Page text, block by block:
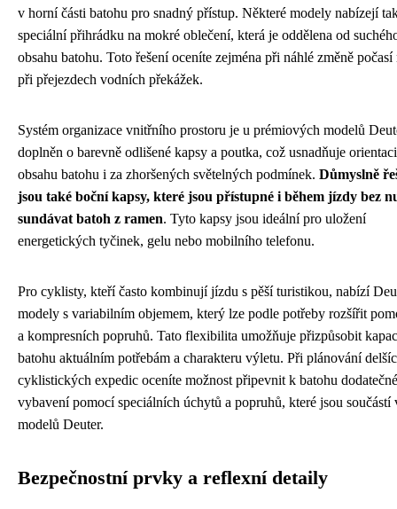
v horní části batohu pro snadný přístup. Některé modely nabízejí
speciální přihrádku na mokré oblečení, která je oddělena od
obsahu batohu. Toto řešení oceníte zejména při náhlé změně počasí
při přejezdech vodních překážek.
Systém organizace vnitřního prostoru je u prémiových modelů
doplněn o barevně odlišené kapsy a poutka, což usnadňuje
obsahu batohu i za zhoršených světelných podmínek. Důmyslně
jsou také boční kapsy, které jsou přístupné i během jízdy bez
sundávat batoh z ramen. Tyto kapsy jsou ideální pro uložení
energetických tyčinek, gelu nebo mobilního telefonu.
Pro cyklisty, kteří často kombinují jízdu s pěší turistikou, nabízí
modely s variabilním objemem, který lze podle potřeby rozšířit
a kompresních popruhů. Tato flexibilita umožňuje přizpůsobit
batohu aktuálním potřebám a charakteru výletu. Při plánování
cyklistických expedic oceníte možnost připevnit k batohu dodatečné
vybavení pomocí speciálních úchytů a popruhů, které jsou součástí
modelů Deuter.
Bezpečnostní prvky a reflexní detaily